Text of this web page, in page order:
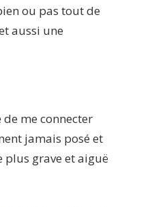
ou pas tout de
aussi une
me connecter
jamais posé et
plus grave et aiguë